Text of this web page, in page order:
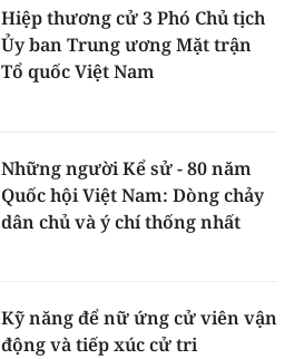
Hiệp thương cử 3 Phó Chủ tịch
Ủy ban Trung ương Mặt trận
Tổ quốc Việt Nam
Những người Kể sử - 80 năm
Quốc hội Việt Nam: Dòng chảy
dân chủ và ý chí thống nhất
Kỹ năng để nữ ứng cử viên vận
động và tiếp xúc cử tri